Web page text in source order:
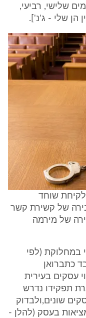
שלישי, רביעי,
הן שלי - ג'נ'].
שוחד
של קשירת קשר
של מירמה
במחלוקת (לפי
כתברואן
עסקים בעירית
תפקידו נדרש
שונים,ולבדוק
בעסק (להלן -